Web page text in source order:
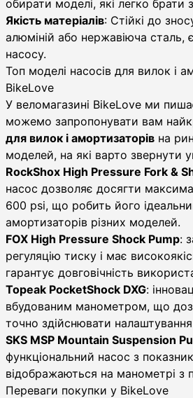
обирати моделі, які легко брати
Якість матеріалів: Стійкі до
алюміній або нержавіюча сталь,
насосу.
Топ моделі насосів для вилок і
BikeLove
У веломагазині BikeLove ми
можемо запропонувати вам
для вилок і амортизаторів на
моделей, на які варто звернути
RockShox High Pressure Fork &
насос дозволяє досягти
600 psi, що робить його
амортизаторів різних моделей.
FOX High Pressure Shock Pump:
регуляцію тиску і має
гарантує довговічність
Topeak PocketShock DXG:
вбудованим манометром, що
точно здійснювати
SKS MSP Mountain Suspension
функціональний насос з
відображаються на манометрі з
Переваги покупки у BikeLove